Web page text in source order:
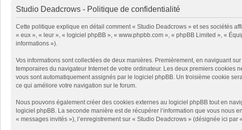
Studio Deadcrows - Politique de confidentialité
Cette politique explique en détail comment « Studio Deadcrows » et ses sociétés
« eux », « leur », « logiciel phpBB », « www.phpbb.com », « phpBB Limited », «
informations »).
Vos informations sont collectées de deux manières. Premièrement, en naviguant
temporaires du navigateur Internet de votre ordinateur. Les deux premiers cookies
vous sont automatiquement assignés par le logiciel phpBB. Un troisième cookie
ce qui améliore votre navigation sur le forum.
Nous pouvons également créer des cookies externes au logiciel phpBB tout en
logiciel phpBB. La seconde manière est de récupérer l’information que vous nous
« messages invités »), l’enregistrement sur « Studio Deadcrows » (désignée ici